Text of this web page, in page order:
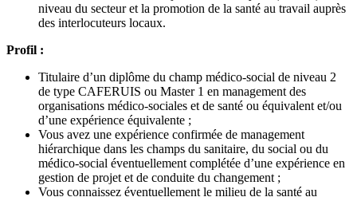
niveau du secteur et la promotion de la santé au travail auprès
des interlocuteurs locaux.
Profil :
Titulaire d’un diplôme du champ médico-social de niveau 2
de type CAFERUIS ou Master 1 en management des
organisations médico-sociales et de santé ou équivalent et/ou
d’une expérience équivalente ;
Vous avez une expérience confirmée de management
hiérarchique dans les champs du sanitaire, du social ou du
médico-social éventuellement complétée d’une expérience en
gestion de projet et de conduite du changement ;
Vous connaissez éventuellement le milieu de la santé au